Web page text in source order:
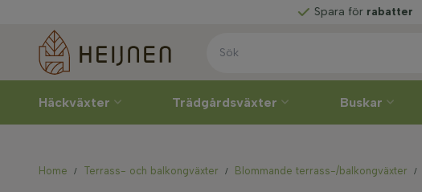
Spara förrabatter
Häckväxter Trädgårdsväxter Buskar
Home Terrass- och balkongväxter Blommande terrass-/balkongväxter